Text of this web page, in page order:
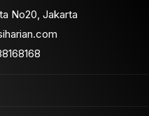
No20, Jakarta